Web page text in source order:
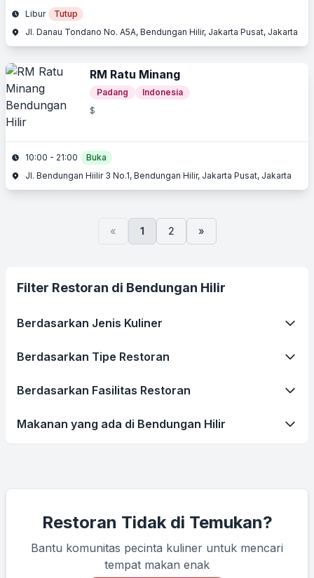
Libur
Tutup
Jl. Danau Tondano No. A5A, Bendungan Hilir, Jakarta Pusat, Jakarta
RM Ratu Minang
Padang
Indonesia
$
10:00 - 21:00
Buka
Jl. Bendungan Hiilir 3 No.1, Bendungan Hilir, Jakarta Pusat, Jakarta
« 1 2 »
Filter Restoran di Bendungan Hilir
Berdasarkan Jenis Kuliner
Berdasarkan Tipe Restoran
Berdasarkan Fasilitas Restoran
Makanan yang ada di Bendungan Hilir
Restoran Tidak di Temukan?
Bantu komunitas pecinta kuliner untuk mencari
tempat makan enak